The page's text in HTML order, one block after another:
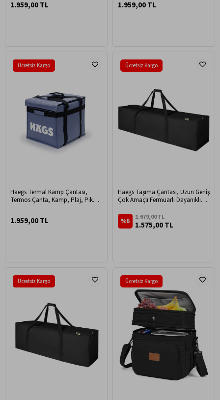
1.959,00 TL 1.959,00 TL
Haegs Termal Kamp Çantası,
Termos Çanta, Kamp, Plaj, Piknik
1.959,00 TL
Ücretsiz Kargo
Haegs Taşıma Çantası, Uzun Geniş
Çok Amaçlı Fermuarlı Dayanıklı
Saklama Çantası, Hurç, Valiz, 330L
(150 x 43 x 52 cm) - Siyah
1.575,00 TL
1.679,00 TL
%6
Ücretsiz Kargo
Ücretsiz Kargo Ücretsiz Kargo